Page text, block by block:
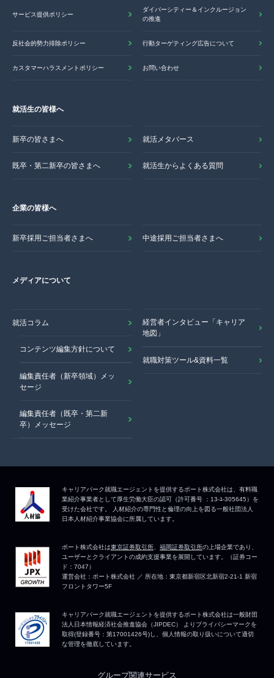
サービス提供ポリシー
ダイバーシティー＆インクルージョン
の推進
反社会的勢力排除ポリシー 行動ターゲティング広告について
カスタマーハラスメントポリシー お問い合わせ
就活生の皆様へ
新卒の皆さまへ 就活メタバース
既卒・第二新卒の皆さまへ 就活生からよくある質問
企業の皆様へ
新卒採用ご担当者さまへ 中途採用ご担当者さまへ
メディアについて
就活コラム
コンテンツ編集方針について
編集責任者（新卒領域）メッ
セージ
編集責任者（既卒・第二新
卒）メッセージ
経営者インタビュー「キャリア
地図」
就職対策ツール&資料一覧